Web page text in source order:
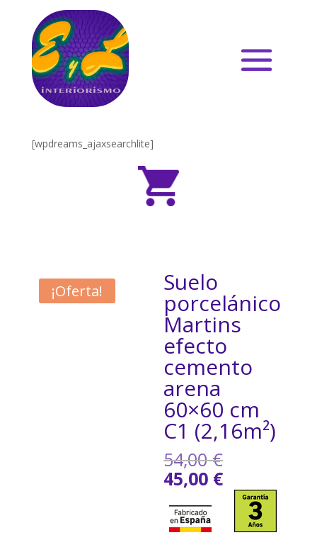
[wpdreams_ajaxsearchlite]
¡Oferta! Suelo
porcelánico
Martins
efecto
cemento
arena
60×60 cm
C1 (2,16m²)
54,00€
original
era:
54,00 €.
45,00 €El
precio
actual
es: